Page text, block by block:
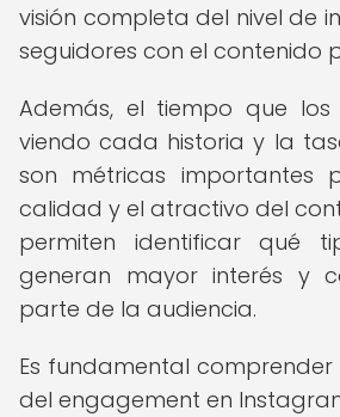
visión completa del nivel de
seguidores con el contenido
Además, el tiempo que los
viendo cada historia y la
son métricas importantes
calidad y el atractivo del
permiten identificar qué
generan mayor interés y
parte de la audiencia.
Es fundamental
del engagement en